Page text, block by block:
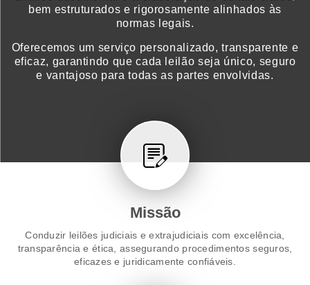
bem estruturados e rigorosamente alinhados às
normas legais.
Oferecemos um serviço personalizado, transparente e
eficaz, garantindo que cada leilão seja único, seguro
e vantajoso para todas as partes envolvidas.
Missão
Conduzir leilões judiciais e extrajudiciais com excelência,
transparência e ética, assegurando procedimentos seguros,
eficazes e juridicamente confiáveis.